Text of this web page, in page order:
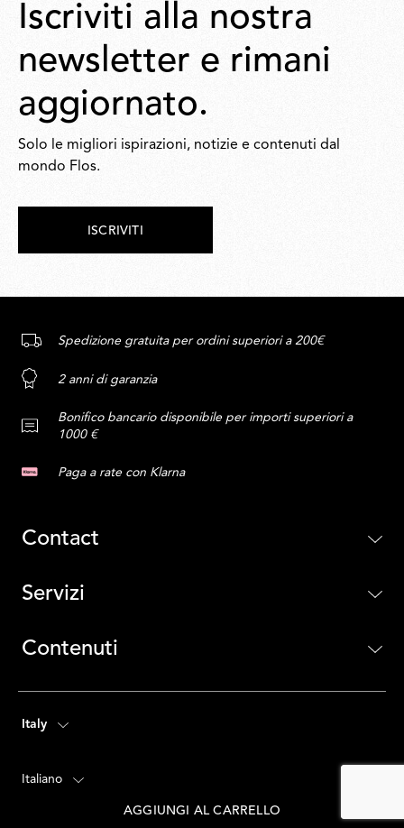
AGGIUNGI AL CARRELLO
Iscriviti alla nostra
newsletter e rimani
aggiornato.
Solo le migliori ispirazioni, notizie e contenuti dal
mondo Flos.
ISCRIVITI
Spedizione gratuita per ordini superiori a 200€
2 anni di garanzia
Bonifico bancario disponibile per importi superiori a
1000 €
Paga a rate con Klarna
Contact
Servizi
Contenuti
Italy
Italiano